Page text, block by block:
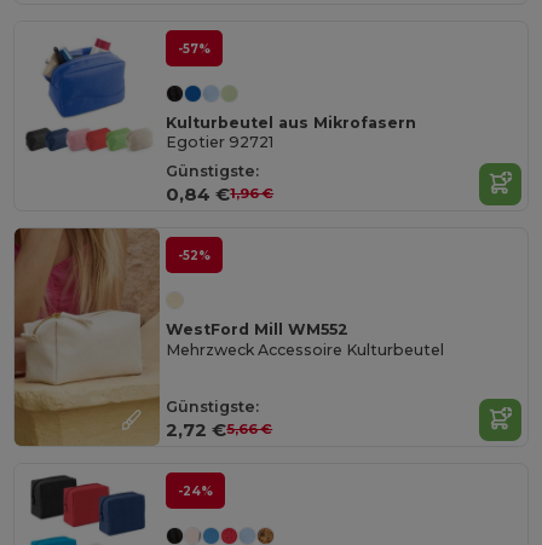
-57%
Kulturbeutel aus Mikrofasern
Egotier 92721
Günstigste:
0,84 €1,96 €
-52%
WestFord Mill WM552
Mehrzweck Accessoire Kulturbeutel
Günstigste:
2,72 €5,66 €
-24%